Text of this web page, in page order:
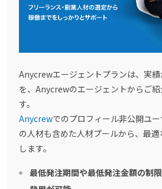
Anycrewエージェントプランは、実
を、Anycrewのエージェントからご
す。
Anycrewでのプロフィール非公開ユ
の人材も含めた人材プールから、最
します。
最低発注期間や最低発注金額の制